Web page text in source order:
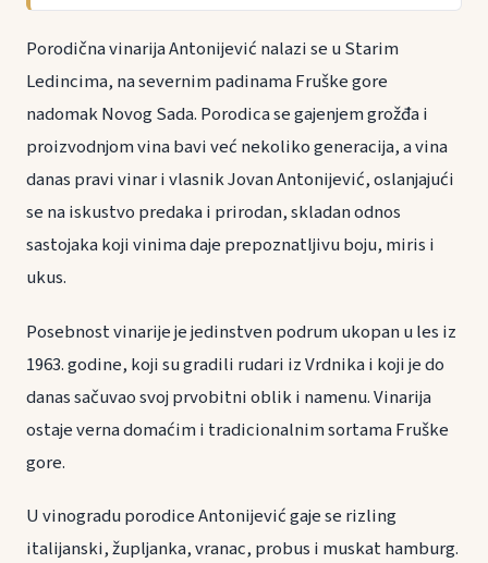
Porodična vinarija Antonijević nalazi se u Starim
Ledincima, na severnim padinama Fruške gore
nadomak Novog Sada. Porodica se gajenjem grožđa i
proizvodnjom vina bavi već nekoliko generacija, a vina
danas pravi vinar i vlasnik Jovan Antonijević, oslanjajući
se na iskustvo predaka i prirodan, skladan odnos
sastojaka koji vinima daje prepoznatljivu boju, miris i
ukus.
Posebnost vinarije je jedinstven podrum ukopan u les iz
1963. godine, koji su gradili rudari iz Vrdnika i koji je do
danas sačuvao svoj prvobitni oblik i namenu. Vinarija
ostaje verna domaćim i tradicionalnim sortama Fruške
gore.
U vinogradu porodice Antonijević gaje se rizling
italijanski, župljanka, vranac, probus i muskat hamburg.